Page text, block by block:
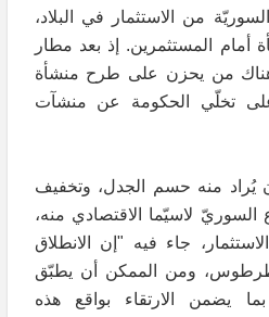
من الاستثمار في البلاد،
أمام المستثمرين. إذ بعد مطار
من يحزن على طرح منشأة
تخلّي الحكومة عن منشآت
يُراد منه حسم الجدل، وتخفيف
السوريّ لاسيّما الاقتصادي منه،
جاء فيه "إن الانطلاق
طرطوس، ومن الممكن أن يطبّق
يضمن الارتقاء بواقع هذه